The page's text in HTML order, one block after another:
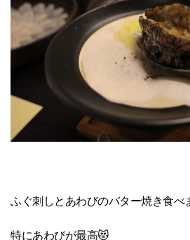
ふぐ刺しとあわびのバター焼き食
特にあわびが最高😻